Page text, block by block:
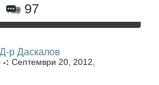
97
р Даскалов
-: Септември 20, 2012,